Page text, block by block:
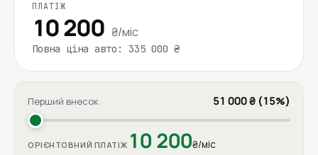
ПЛАТІЖ
10 200 ₴/міс
Повна ціна авто: 335 000 ₴
Перший внесок 51 000 ₴ (15%)
ОРІЄНТОВНИЙ ПЛАТІЖ 10 200₴/міс